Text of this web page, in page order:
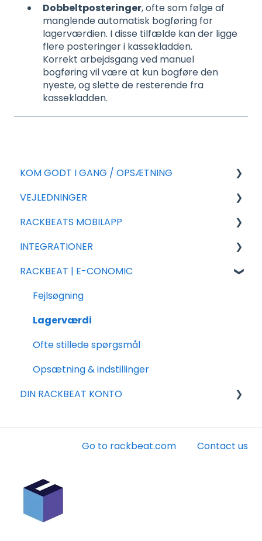
Dobbeltposteringer, ofte som følge af
manglende automatisk bogføring for
lagerværdien. I disse tilfælde kan der ligge
flere posteringer i kassekladden.
Korrekt arbejdsgang ved manuel
bogføring vil være at kun bogføre den
nyeste, og slette de resterende fra
kassekladden.
KOM GODT I GANG / OPSÆTNING
For nye aftaler
Generel Opsætning
Tillægsmoduler
Salg
Varer
Indkøb
VEJLEDNINGER
Eksport
Import
Rackbeat
Rapportering
Ofte stillede spørgsmål
RACKBEATS MOBILAPP
Salg
INTEGRATIONER
Integrations partnere
Shopify
Woocommerce
Shipmondo
Webshipper
Dinero
RACKBEAT | E-CONOMIC
Fejlsøgning
Lagerværdi
Ofte stillede spørgsmål
Opsætning & indstillinger
DIN RACKBEAT KONTO
Go to rackbeat.com Contact us